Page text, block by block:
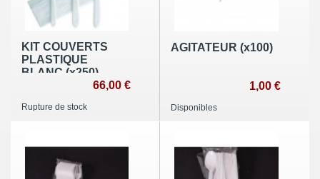
KIT COUVERTS
PLASTIQUE
BLANC (x250)
66,00 €
Rupture de stock
AGITATEUR (x100)
1,00 €
Disponibles